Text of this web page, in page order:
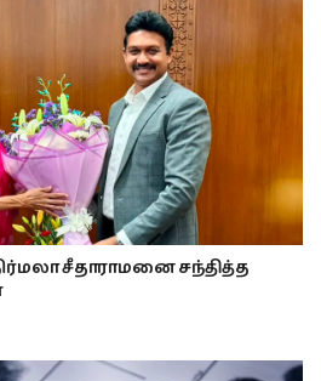
சீதாராமனை சந்தித்த